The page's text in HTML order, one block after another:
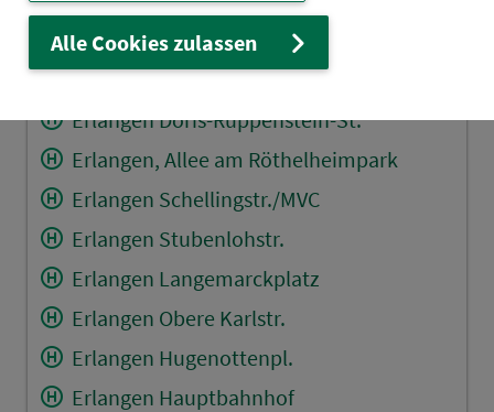
Erlangen Marie-Curie-Str.
Erlang. Röthelheimpark-Zentrum
Erlangen Doris-Ruppenstein-St.
Erlangen, Allee am Röthelheimpark
Erlangen Schellingstr./MVC
Erlangen Stubenlohstr.
Erlangen Langemarckplatz
Erlangen Obere Karlstr.
Erlangen Hugenottenpl.
Erlangen Hauptbahnhof
Alle Cookies zulassen